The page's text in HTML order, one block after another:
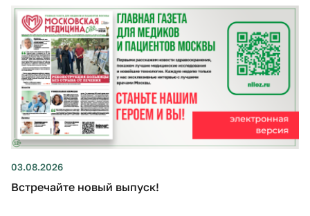
03.08.2026
Встречайте новый выпуск!